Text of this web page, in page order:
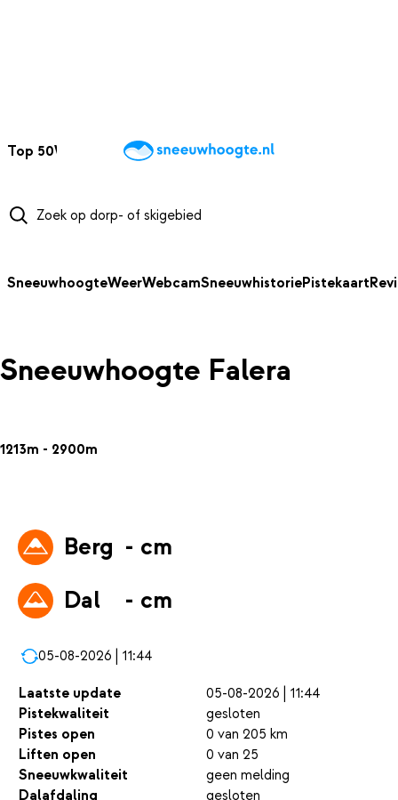
Top 50Webcams WintersportweerKaarten
SneeuwhoogteWeerWebcamSneeuwhistoriePistekaart
Sneeuwhoogte Falera
1213m - 2900m
Berg - cm
Dal
- cm
05-08-2026 | 11:44
Laatste update
05-08-2026 | 11:44
Pistekwaliteit
gesloten
Pistes open
0 van 205 km
Liften open
0 van 25
Sneeuwkwaliteit
geen melding
Dalafdaling
gesloten